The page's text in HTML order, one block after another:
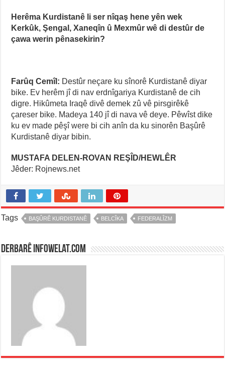
Herêma Kurdistanê li ser nîqaş hene yên wek
Kerkûk, Şengal, Xaneqîn û Mexmûr wê di destûr de
çawa werin pênasekirin?
Farûq Cemîl: Destûr neçare ku sînorê Kurdistanê diyar
bike. Ev herêm jî di nav erdnîgariya Kurdistanê de cih
digre. Hikûmeta Iraqê divê demek zû vê pirsgirêkê
çareser bike. Madeya 140 jî di nava vê deye. Pêwîst dike
ku ev made pêşî were bi cih anîn da ku sinorên Başûrê
Kurdistanê diyar bibin.
MUSTAFA DELEN-ROVAN REŞÎD/HEWLÊR
Jêder: Rojnews.net
Tags BAŞÛRÊ KURDISTANÊ BELCÎKA FEDERALÎZM
Derbarê infowelat.com